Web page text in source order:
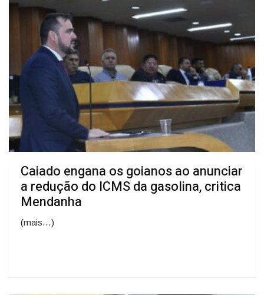
Caiado engana os goianos ao anunciar
a redução do ICMS da gasolina, critica
Mendanha
(mais…)